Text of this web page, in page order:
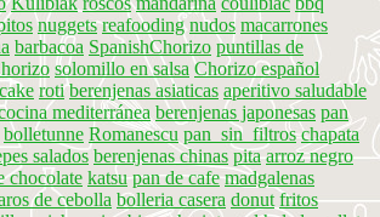
nuggets reafooding nudos macarrones
barbacoa SpanishChorizo puntillas de
solomillo en salsa Chorizo español
cake roti berenjenas asiaticas aperitivo saludable
mediterránea berenjenas japonesas pan
bolletunne Romanescu pan_sin_filtros chapata
salados berenjenas chinas pita arroz negro
chocolate katsu pan de cafe madgalenas
de cebolla bolleria casera donut fritos